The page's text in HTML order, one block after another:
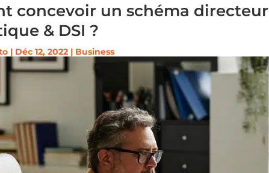
concevoir un schéma directeur
& DSI ?
| Déc 12, 2022 | Business